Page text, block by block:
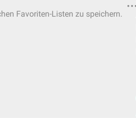
Favoriten-Listen zu speichern.